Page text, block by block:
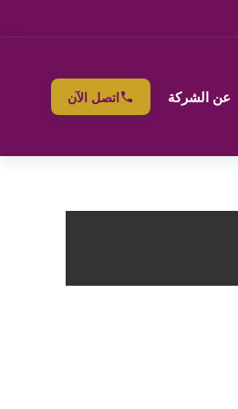
عن الشركة اتصل الآن